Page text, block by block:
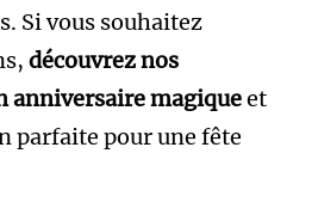
Si vous souhaitez
découvrez nos
anniversaire magiqueet
parfaite pour une fête